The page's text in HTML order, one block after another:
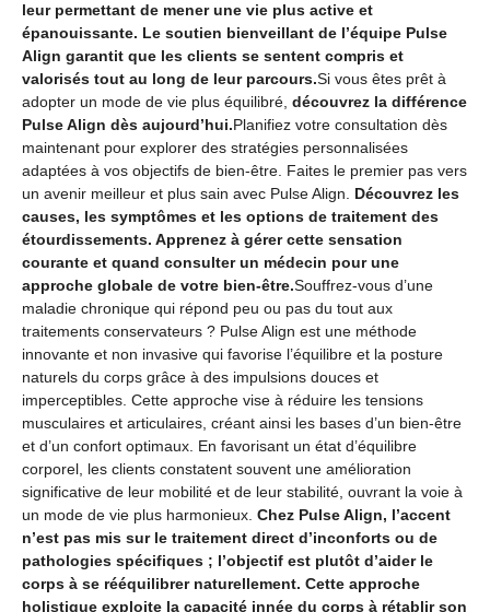
leur permettant de mener une vie plus active et
épanouissante. Le soutien bienveillant de l’équipe Pulse
Align garantit que les clients se sentent compris et
valorisés tout au long de leur parcours.Si vous êtes prêt à
adopter un mode de vie plus équilibré, découvrez la différence
Pulse Align dès aujourd’hui.Planifiez votre consultation dès
maintenant pour explorer des stratégies personnalisées
adaptées à vos objectifs de bien-être. Faites le premier pas vers
un avenir meilleur et plus sain avec Pulse Align. Découvrez les
causes, les symptômes et les options de traitement des
étourdissements. Apprenez à gérer cette sensation
courante et quand consulter un médecin pour une
approche globale de votre bien-être.Souffrez-vous d’une
maladie chronique qui répond peu ou pas du tout aux
traitements conservateurs ? Pulse Align est une méthode
innovante et non invasive qui favorise l’équilibre et la posture
naturels du corps grâce à des impulsions douces et
imperceptibles. Cette approche vise à réduire les tensions
musculaires et articulaires, créant ainsi les bases d’un bien-être
et d’un confort optimaux. En favorisant un état d’équilibre
corporel, les clients constatent souvent une amélioration
significative de leur mobilité et de leur stabilité, ouvrant la voie à
un mode de vie plus harmonieux. Chez Pulse Align, l’accent
n’est pas mis sur le traitement direct d’inconforts ou de
pathologies spécifiques ; l’objectif est plutôt d’aider le
corps à se rééquilibrer naturellement. Cette approche
holistique exploite la capacité innée du corps à rétablir son